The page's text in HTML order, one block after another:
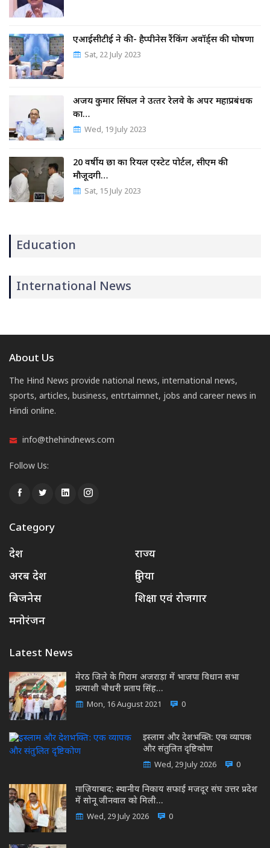
एआईसीटीई ने की- हैप्पीनेस रैंकिंग अवॉर्ड्स की घोषणा
Sat, 22 July 2023
अजय कुमार सिंघल ने उत्‍तर रेलवे के अपर महाप्रबंधक
का…
Wed, 19 July 2023
20 वर्षीय छात्र का रियल एस्टेट पोर्टल, सीएम की
मौजूदगी…
Sat, 15 July 2023
Education
International News
About Us
The Hind News provide national news, international news,
sports, articles, business, entrtaimnet, jobs and career news in
Hindi online.
info@thehindnews.com
Follow Us:
Category
देश
राज्य
अरब देश
दुनिया
बिजनेस
शिक्षा एवं रोजगार
मनोरंजन
Latest News
मेरठ जिले के गिराम अजराड़ा में भाजपा विधान सभा
प्रत्याशी चौधरी प्रताप सिंह…
Mon, 16 August 2021 0
इस्लाम और देशभक्ति: एक व्यापक
और संतुलित दृष्टिकोण
Wed, 29 July 2026 0
ग़ाज़ियाबाद: स्थानीय निकाय सफाई मजदूर संघ उत्तर प्रदेश
में सोनू जीनवाल को मिली…
Wed, 29 July 2026 0